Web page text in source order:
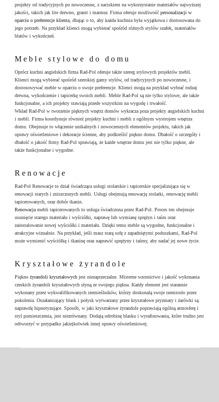
projekty od tradycyjnych po nowoczesne, z naciskiem na wykorzystanie materiałów najwyższej
jakości, takich jak lite drewno, granit i marmur. Firma oferuje możliwość personalizacji w
oparciu o preferencje klienta, dbając o to, aby każda kuchnia była wyjątkowa i dostosowana do
jego potrzeb. Na przykład klienci mogą wybierać spośród różnych stylów szafek, materiałów
blatów i wykończeń.
Meble stylowe do domu
Oprócz kuchni angielskich firma Rad-Pol oferuje także szereg stylowych projektów mebli.
Klienci mogą wybierać spośród szerokiej gamy stylów, od tradycyjnych po nowoczesne, i
dostosowywać meble w oparciu o swoje preferencje. Klienci mogą na przykład wybrać rodzaj
drewna, wykończenie i tapicerkę swoich mebli. Meble Rad-Pol są nie tylko stylowe, ale także
funkcjonalne, a ich projekty stawiają przede wszystkim na wygodę i trwałość.
Wkład Rad-Pol w tworzenie pięknych wnętrz domów wykracza poza projekty angielskich kuchni
i mebli. Firma koordynuje również projekty kuchni i mebli z ogólnym wystrojem wnętrza
domu. Obejmuje to włączenie unikalnych i nowoczesnych elementów projektu, takich jak
oprawy oświetleniowe i dekoracje ścienne, aby podkreślić piękno domu. Dbałość o szczegóły i
dbałość o jakość firmy Rad-Pol sprawiają, że każde wnętrze domu jest nie tylko piękne, ale
także funkcjonalne i wygodne.
Renowacje
Rad-Pol Renowacje to dział świadcząca usługi stolarskie i tapicerskie specjalizująca się w
renowacji starych i zniszczonych mebli. Usługi obejmują renowację stolarki, renowację mebli
tapicerowanych, oraz dobór tkanin.
Renowacja mebli tapicerowanych to usługa świadczona przez Rad-Pol. Proces ten obejmuje
usunięcie starego materiału i wyściółki, naprawę lub wymianę sprężyn i taśm oraz
zainstalowanie nowej wyściółki i materiału. Dzięki temu meble są wygodne, funkcjonalne i
atrakcyjne wizualnie. Na przykład, jeśli masz starą sofę z zapadniętymi poduszkami, Rad-Pol
może wymienić wyściółkę i tkaninę oraz naprawić sprężyny i taśmy, aby nadać jej nowe życie.
Kryształowe żyrandole
Piękno żyrandoli kryształowych jest niezaprzeczalne. Misterne wzornictwo i jakość wykonania
czeskich żyrandoli kryształowych słyną ze swojego piękna. Każdy element jest starannie
wykonany przez wykwalifikowanych rzemieślników, którzy doskonalą swoje rzemiosło przez
pokolenia. Oszałamiający blask i połysk wytwarzany przez kryształowe pryzmaty i żarówki są
naprawdę hipnotyzujące. Sposób, w jaki kryształowe żyrandole poprawiają ogólną atmosferę i
styl pomieszczenia, jest niezrównany. Dodają odrobinę blasku i wyrafinowania, które trudno jest
odtworzyć w przypadku jakiejkolwiek innej oprawy oświetleniowej.